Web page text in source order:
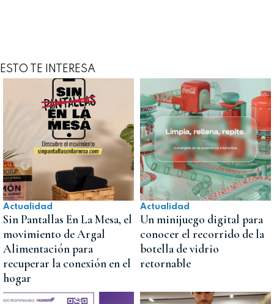
ESTO TE INTERESA
Actualidad
Sin Pantallas En La Mesa, el
movimiento de Argal
Alimentación para
recuperar la conexión en el
hogar
Actualidad
Un minijuego digital para
conocer el recorrido de la
botella de vidrio
retornable